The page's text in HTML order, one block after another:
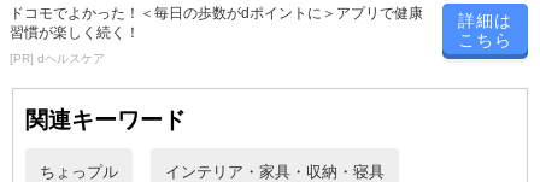
ドコモでよかった！＜毎日の歩数がdポイントに＞アプリで健康
習慣が楽しく続く！
[PR] dヘルスケア
詳細は
こちら
関連キーワード
ちょっプル インテリア・家具・収納・寝具